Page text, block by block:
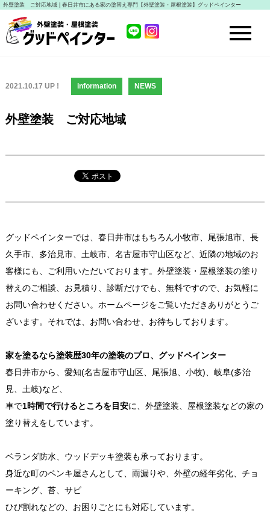
外壁塗装 ご対応地域 | 春日井市にある家の塗替え専門【外壁塗装・屋根塗装】グッドペインター
2021.10.17 UP ! information NEWS
外壁塗装 ご対応地域
グッドペインターでは、春日井市はもちろん小牧市、尾張旭市、長
久手市、多治見市、土岐市、名古屋市守山区など、近隣の地域のお
客様にも、ご利用いただいております。外壁塗装・屋根塗装の塗り
替えのご相談、お見積り、診断だけでも、無料ですので、お気軽に
お問い合わせください。ホームページをご覧いただきありがとうご
ざいます。それでは、お問い合わせ、お待ちしております。
家を塗るなら塗装歴30年の塗装のプロ、グッドペインター
春日井市から、愛知(名古屋市守山区、尾張旭、小牧)、岐阜(多治
見、土岐)など、
車で1時間で行けるところを目安に、外壁塗装、屋根塗装などの家の
塗り替えをしています。
ベランダ防水、ウッドデッキ塗装も承っております。
身近な町のペンキ屋さんとして、雨漏りや、外壁の経年劣化、チョ
ーキング、苔、サビ
ひび割れなどの、お困りごとにも対応しています。